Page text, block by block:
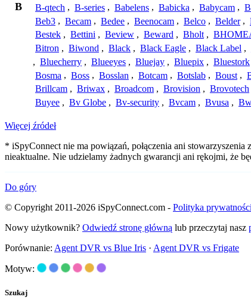
B B-qtech , B-series , Babelens , Babicka , Babycam ,
Beb3 , Becam , Bedee , Beenocam , Belco , Belder ,
Bestek , Bettini , Beview , Beward , Bholt ,
Bitron , Biwond , Black , Black Eagle , Black Label ,
, Bluecherry , Blueeyes , Bluejay , Bluepix , Bluestork
Bosma , Boss , Bosslan , Botcam , Botslab , Boust ,
Brillcam , Briwax , Broadcom , Brovision , Brovotech
Buyee , Bv Globe , Bv-security , Bvcam , Bvusa ,
Więcej źródeł
* iSpyConnect nie ma powiązań, połączenia ani stowarzyszenia
nieaktualne. Nie udzielamy żadnych gwarancji ani rękojmi, że
Do góry
© Copyright 2011-2026 iSpyConnect.com - Polityka prywatności
Nowy użytkownik? Odwiedź stronę główną lub przeczytaj nasz
Porównanie: Agent DVR vs Blue Iris · Agent DVR vs Frigate
Motyw:
Szukaj